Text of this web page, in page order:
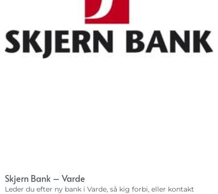
Skjern Bank – Varde
Leder du efter ny bank i Varde, så kig forbi, eller kontakt